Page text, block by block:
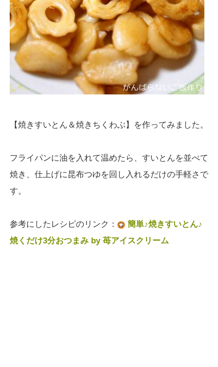
【焼きすいとん＆焼きちくわぶ】を作ってみました。
フライパンに油を入れて温めたら、すいとんを並べて
焼き、仕上げに昆布つゆを回し入れるだけの手軽さで
す。
参考にしたレシピのリンク：
簡単♪焼きすいとん♪
焼くだけ3分おつまみ by 苺アイスクリーム